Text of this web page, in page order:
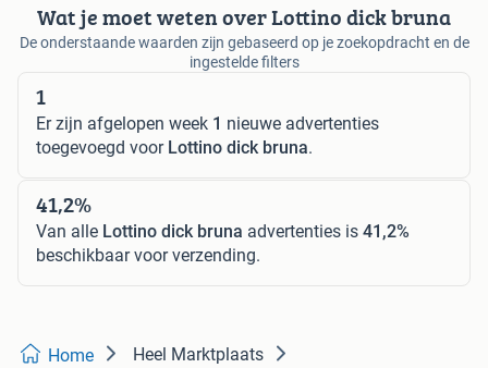
Wat je moet weten over Lottino dick bruna
De onderstaande waarden zijn gebaseerd op je zoekopdracht en de
ingestelde filters
1
Er zijn afgelopen week 1 nieuwe advertenties
toegevoegd voor Lottino dick bruna.
41,2%
Van alle Lottino dick bruna advertenties is 41,2%
beschikbaar voor verzending.
Home Heel Marktplaats